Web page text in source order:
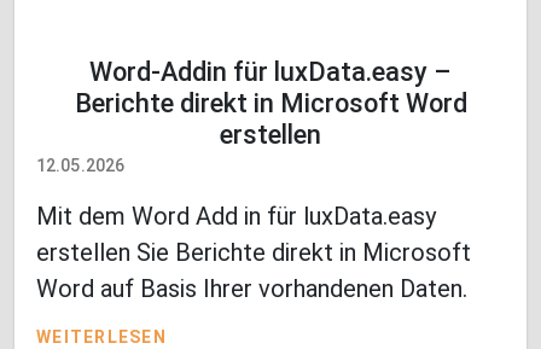
Word-Addin für luxData.easy –
Berichte direkt in Microsoft Word
erstellen
12.05.2026
Mit dem Word Add in für luxData.easy
erstellen Sie Berichte direkt in Microsoft
Word auf Basis Ihrer vorhandenen Daten.
WEITERLESEN